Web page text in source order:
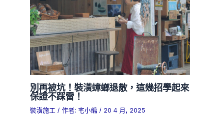
別再被坑！裝潢蟑螂退散，這幾招學起來
保證不踩雷！
裝潢施工 / 作者: 宅小編/ 20 4 月, 2025